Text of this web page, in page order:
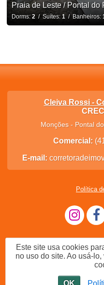
Praia de Leste / Pontal do
Dorms: 2/ Suítes: 1/ Banheiros:
Cleiva Rossi -
Monções- Pontal
Comercial:
E-mail:
Política
Este site usa cookies
no uso do site. Ao usá-
OK